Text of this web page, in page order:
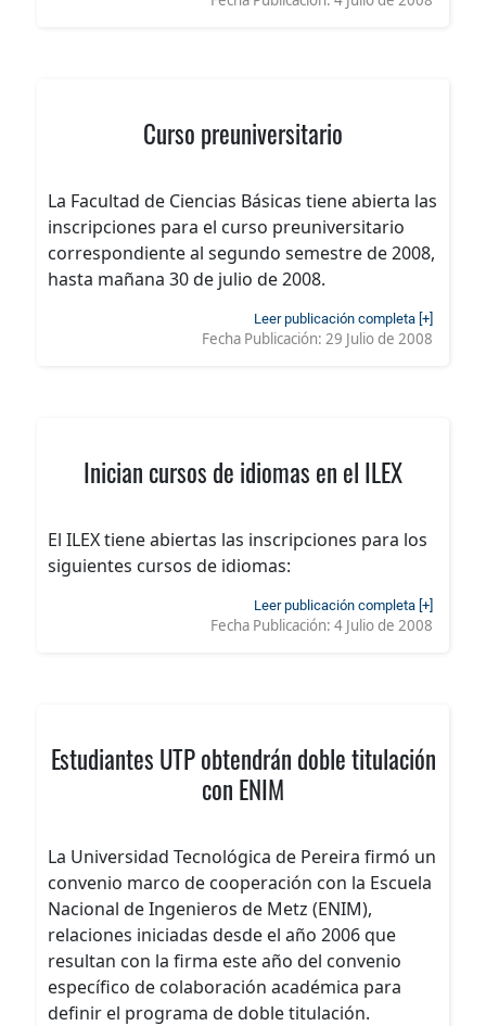
Curso preuniversitario
La Facultad de Ciencias Básicas tiene abierta las
inscripciones para el curso preuniversitario
correspondiente al segundo semestre de 2008,
hasta mañana 30 de julio de 2008.
Leer publicación completa [+]
Fecha Publicación: 29 Julio de 2008
Inician cursos de idiomas en el ILEX
El ILEX tiene abiertas las inscripciones para los
siguientes cursos de idiomas:
Leer publicación completa [+]
Fecha Publicación: 4 Julio de 2008
Estudiantes UTP obtendrán doble titulación
con ENIM
La Universidad Tecnológica de Pereira firmó un
convenio marco de cooperación con la Escuela
Nacional de Ingenieros de Metz (ENIM),
relaciones iniciadas desde el año 2006 que
resultan con la firma este año del convenio
específico de colaboración académica para
definir el programa de doble titulación.